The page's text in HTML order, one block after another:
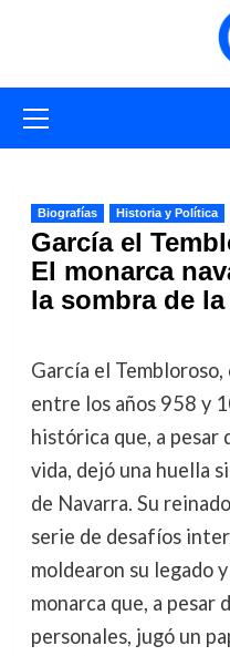
primario
Biografías Historia y Política
García el
El monarca
la sombra de
García el
entre los años 958 y
histórica que, a
vida, dejó una huella
de Navarra. Su
serie de desafíos
moldearon su legado
monarca que, a pesar
personales, jugó un